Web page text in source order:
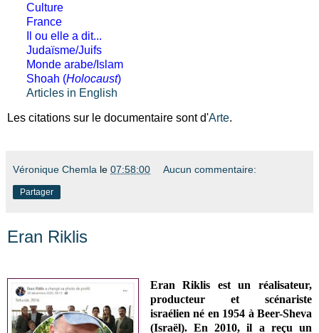
Culture
France
Il ou elle a dit...
Judaïsme/Juifs
Monde arabe/Islam
Shoah (Holocaust)
Articles in English
Les citations sur le documentaire sont d'Arte.
Véronique Chemla le 07:58:00 Aucun commentaire:
Partager
Eran Riklis
Eran Riklis est un réalisateur,
producteur et scénariste
israélienné en 1954 à Beer-Sheva
(Israël). En 2010, il a reçu un